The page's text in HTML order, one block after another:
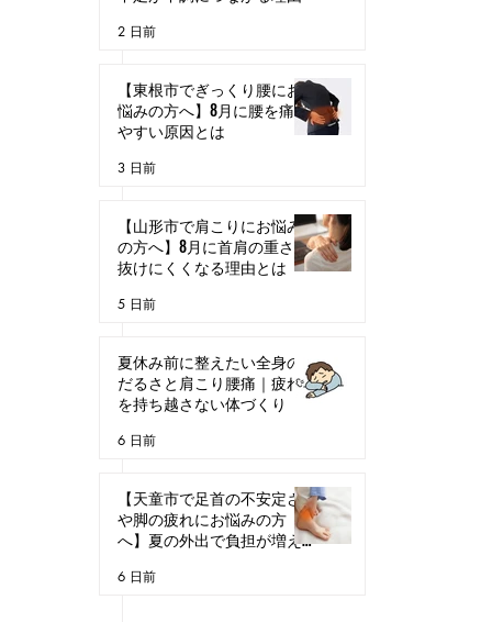
2 日前
【東根市でぎっくり腰にお
悩みの方へ】8月に腰を痛め
やすい原因とは
3 日前
【山形市で肩こりにお悩み
の方へ】8月に首肩の重さが
抜けにくくなる理由とは
5 日前
夏休み前に整えたい全身の
だるさと肩こり腰痛｜疲れ
を持ち越さない体づくり
6 日前
【天童市で足首の不安定さ
や脚の疲れにお悩みの方
へ】夏の外出で負担が増え
6 日前